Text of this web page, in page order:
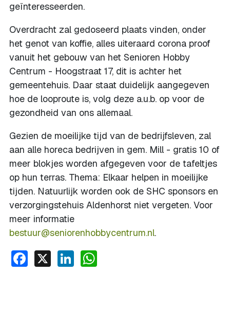
geïnteresseerden.
Overdracht zal gedoseerd plaats vinden, onder
het genot van koffie, alles uiteraard corona proof
vanuit het gebouw van het Senioren Hobby
Centrum - Hoogstraat 17, dit is achter het
gemeentehuis. Daar staat duidelijk aangegeven
hoe de looproute is, volg deze a.u.b. op voor de
gezondheid van ons allemaal.
Gezien de moeilijke tijd van de bedrijfsleven, zal
aan alle horeca bedrijven in gem. Mill - gratis 10 of
meer blokjes worden afgegeven voor de tafeltjes
op hun terras. Thema: Elkaar helpen in moeilijke
tijden. Natuurlijk worden ook de SHC sponsors en
verzorgingstehuis Aldenhorst niet vergeten. Voor
meer informatie
bestuur@seniorenhobbycentrum.nl.
Facebook
X LinkedIn